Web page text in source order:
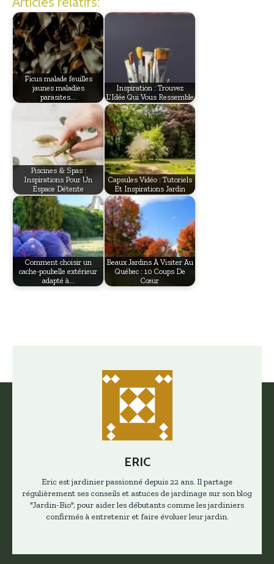
Ficus malade feuilles
jaunes maladies
parasites…
Inspiration : Trouvez
L’Idée Qui Vous Ressemble
Piscines & Spas :
Inspirations Pour Un
Espace Détente
Capsules Vidéo : Tutoriels
Et Inspirations Jardin
Comment choisir un
cache-poubelle extérieur
adapté à…
Beaux Jardins À Visiter Au
Québec : 10 Coups De
Cœur
ERIC
Eric est jardinier passionné depuis 22 ans. Il partage
régulièrement ses conseils et astuces de jardinage sur son blog
"Jardin-Bio", pour aider les débutants comme les jardiniers
confirmés à entretenir et faire évoluer leur jardin.